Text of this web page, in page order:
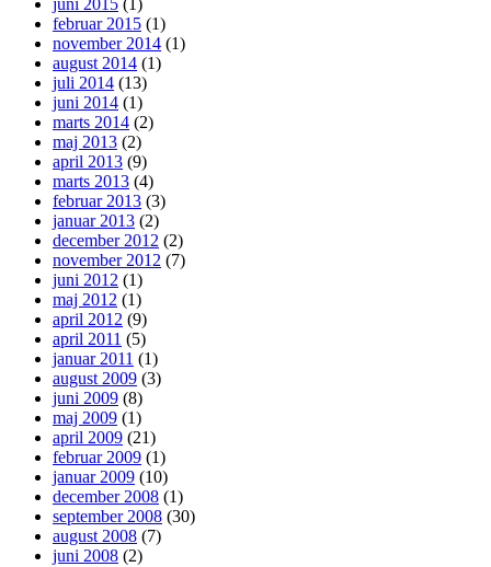
juni 2015 (1)
februar 2015 (1)
november 2014 (1)
august 2014 (1)
juli 2014 (13)
juni 2014 (1)
marts 2014 (2)
maj 2013 (2)
april 2013 (9)
marts 2013 (4)
februar 2013 (3)
januar 2013 (2)
december 2012 (2)
november 2012 (7)
juni 2012 (1)
maj 2012 (1)
april 2012 (9)
april 2011 (5)
januar 2011 (1)
august 2009 (3)
juni 2009 (8)
maj 2009 (1)
april 2009 (21)
februar 2009 (1)
januar 2009 (10)
december 2008 (1)
september 2008 (30)
august 2008 (7)
juni 2008 (2)